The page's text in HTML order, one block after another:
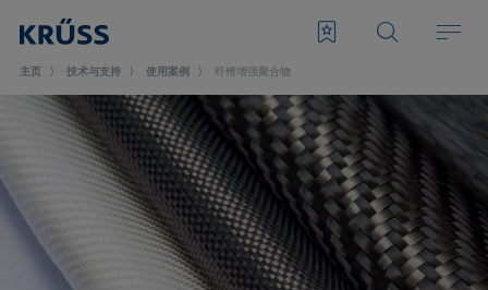
主页 技术与支持 使用案例 纤维增强聚合物